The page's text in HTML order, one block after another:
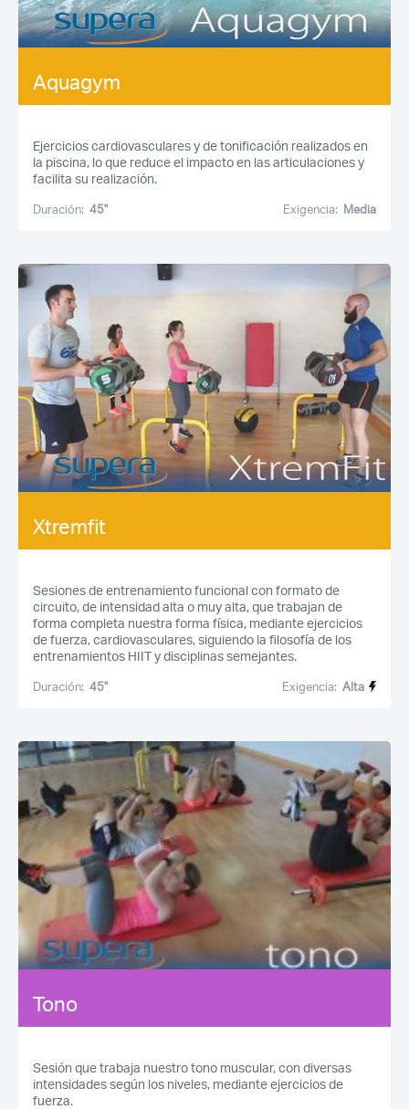
Acceso socios
Recuerda mis claves
Aquagym
Ejercicios cardiovasculares y de tonificación realizados en
la piscina, lo que reduce el impacto en las articulaciones y
facilita su realización.
Duración: 45'' Exigencia: Media
Xtremfit
Sesiones de entrenamiento funcional con formato de
circuito, de intensidad alta o muy alta, que trabajan de
forma completa nuestra forma física, mediante ejercicios
de fuerza, cardiovasculares, siguiendo la filosofía de los
entrenamientos HIIT y disciplinas semejantes.
Duración: 45'' Exigencia: Alta
Tono
Sesión que trabaja nuestro tono muscular, con diversas
intensidades según los niveles, mediante ejercicios de
fuerza.